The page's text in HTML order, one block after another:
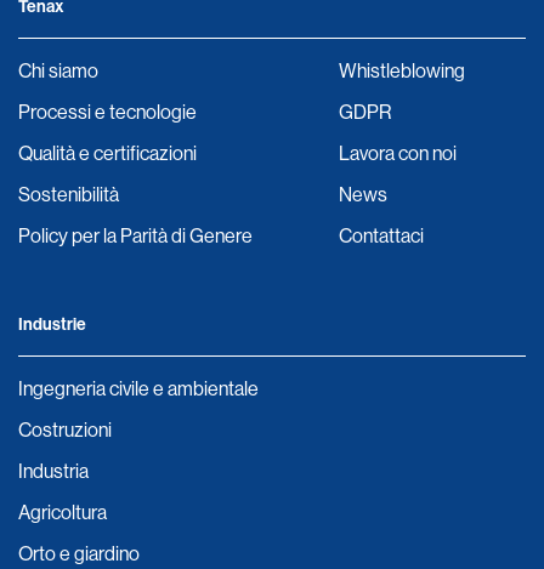
Tenax
Chi siamo
Processi e tecnologie
Qualità e certificazioni
Sostenibilità
Policy per la Parità di Genere
Whistleblowing
GDPR
Lavora con noi
News
Contattaci
Industrie
Ingegneria civile e ambientale
Costruzioni
Industria
Agricoltura
Orto e giardino